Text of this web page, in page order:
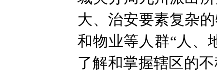
大、治安要素复杂
和物业等人群“人、
了解和掌握辖区的